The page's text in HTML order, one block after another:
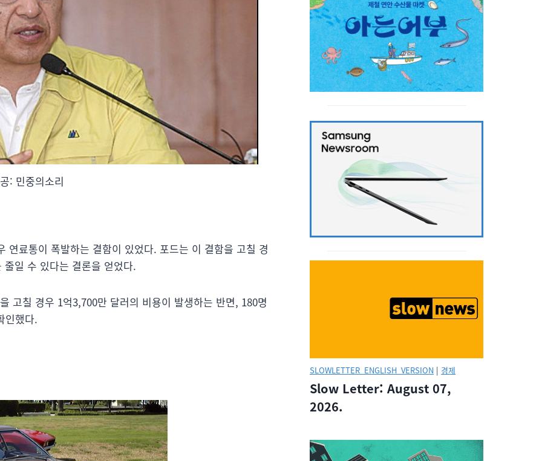
: 민중의소리
연료통이 폭발하는 결함이 있었다. 포드는 이 결함을 고칠 경
일 수 있다는 결론을 얻었다.
고칠 경우 1억3,700만 달러의 비용이 발생하는 반면, 180명
인했다.
SLOWLETTER_ENGLISH_VERSION | 경제
Slow Letter: August 07,
2026.